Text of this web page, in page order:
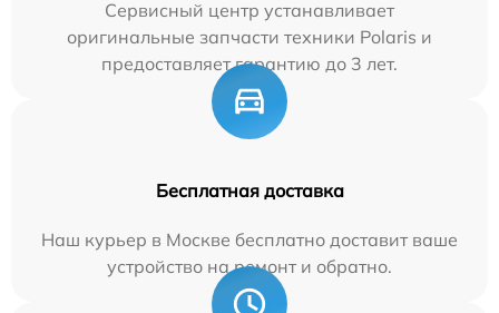
Сервисный центр устанавливает
оригинальные запчасти техники Polaris и
предоставляет гарантию до 3 лет.
Бесплатная доставка
Наш курьер в Москве бесплатно доставит ваше
устройство на ремонт и обратно.